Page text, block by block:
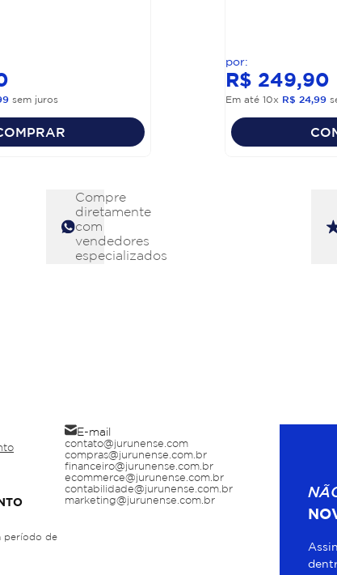
sem juros
R$ 249,90
Em até 10x R$ 24,99
Compre
diretamente
com
vendedores
especializados
período de
E-mail
contato@jurunense.com
compras@jurunense.com.br
financeiro@jurunense.com.br
ecommerce@jurunense.com.br
contabilidade@jurunense.com.br
marketing@jurunense.com.br